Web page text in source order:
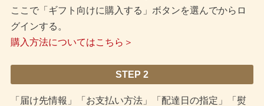
ここで「ギフト向けに購入する」ボタンを選んでからロ
グインする。
購入方法についてはこちら＞
STEP 2
「届け先情報」「お支払い方法」「配達日の指定」「熨